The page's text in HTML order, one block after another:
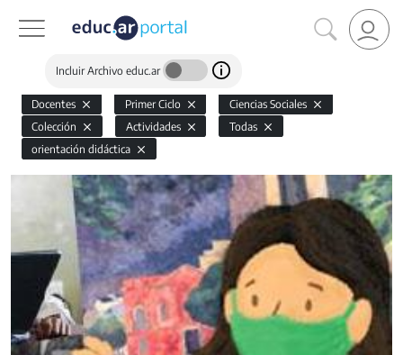
Incluir Archivo educ.ar
Docentes Primer Ciclo
Ciencias Sociales
Colección
Actividades
Todas
orientación didáctica